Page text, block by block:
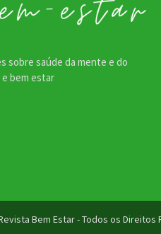
sobre saúde da mente e do
bem estar
Bem Estar - Todos os Direitos